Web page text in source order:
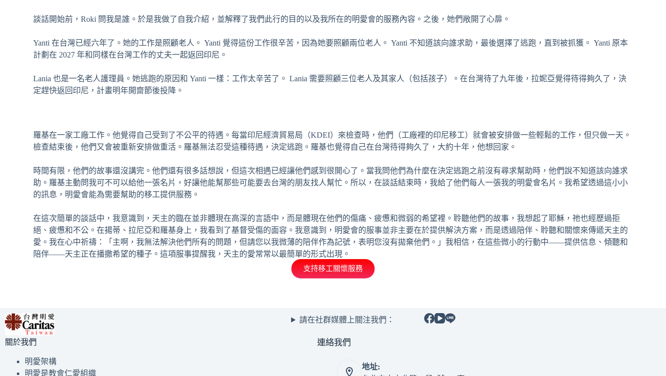
談話開始前，Roki 問我是誰。於是我做了自我介紹，並解釋了我們此行的目的以及我所在的明愛會的服務內容。之後，她們敞開了心扉。
Yanti 在台灣已經六年了。她的⼯作是照顧老人。 Yanti 覺得這份工作很辛苦，因為她要照顧兩位老人。 Yanti 不知道該向誰求助，最後選擇了逃跑，直到被抓獲。 Yanti 原本
計劃在 2027 年和同樣在台灣工作的丈夫一起返回印尼。
Lania 也是一名⽼⼈護理員。她逃跑的原因和 Yanti ⼀樣：⼯作太辛苦了。 Lania 需要照顧三位老人及其家人（包括孩子）。在台灣待了九年後，拉妮亞覺得待得夠久了，決
定趕快返回印尼，計畫明年開齋節後投降。
羅基在⼀家⼯廠⼯作。他覺得⾃⼰受到了不公平的待遇。每當印尼經濟貿易局（KDEI）來檢查時，他們（⼯廠裡的印尼移⼯）就會被安排做⼀些輕鬆的⼯作，但只做⼀天。
檢查結束後，他們又會被重新安排做重活。羅基無法忍受這種待遇，決定逃跑。羅基也覺得⾃⼰在台灣待得夠久了，⼤約⼗年，他想回家。
時間有限，他們的故事還沒講完。他們還有很多話想說，但這次相遇已經讓他們感到很開⼼了。當我問他們為什麼在決定逃跑之前沒有尋求幫助時，他們說不知道該向誰求
助。羅基主動問我可不可以給他⼀張名⽚，好讓他能幫那些可能要去台灣的朋友找⼈幫忙。所以，在談話結束時，我給了他們每⼈⼀張我的明愛會名⽚。我希望透過這⼩⼩
的訊息，明愛會能為需要幫助的移⼯提供服務。
在這次簡單的談話中，我意識到，天主的臨在並非體現在⾼深的⾔語中，⽽是體現在他們的傷痛、疲憊和微弱的希望裡。聆聽他們的故事，我想起了耶穌，祂也經歷過拒
絕、疲憊和不公。在揚蒂、拉尼亞和羅基身上，我看到了基督受傷的⾯容。我意識到，明愛會的服事並非主要在於提供解決⽅案，⽽是透過陪伴、聆聽和關懷來傳遞天主的
愛。我在⼼中祈禱：「主啊，我無法解決他們所有的問題，但請您以我微薄的陪伴作為記號，表明您沒有拋棄他們。」我相信，在這些微⼩的⾏動中——提供信息、傾聽和
陪伴——天主正在播撒希望的種⼦。這項服事提醒我，天主的愛常常以最簡單的形式出現。
支持移工關懷服務
請在社群媒體上關注我們：
關於我們
明愛架構
明愛是教會仁愛組織
連絡我們
地址: